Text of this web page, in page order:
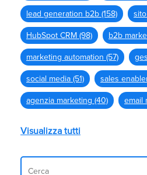
lead generation b2b (158)
HubSpot CRM (98) b2b
marketing automation (57)
social media (51) sales
agenzia marketing (40) email
Visualizza tutti